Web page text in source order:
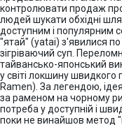
контролювати продаж
людей шукати обхідні
доступним і популярним
"ятай" (yatai) з'явилися по
зігріваючий суп.
тайвансько-японський
у світі локшину швидкого
Ramen). За легендою,
за раменом на чорному
потреба у доступній і
поки не винайшов метод